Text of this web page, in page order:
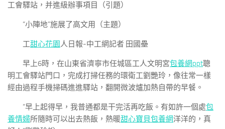
工會驛站，并進級辦事項目（引題）
“小陣地”施展了高文用（主題）
工甜心花園人日報-中工網記者 田國壘
早上6時，在山東省濟寧市任城區工人文明宮包養網ppt聰
明工會驛站門口，完成打掃任務的環衛工劉艷玲，像往常一樣
經由過程手機掃碼進進驛站，翻開微波爐加熱自帶的早餐。
“早上起得早，我普通都是干完活再吃飯。有如許一個處包
養情婦所隨時可以出去熱飯，熱暖甜心寶貝包養網洋洋的，真